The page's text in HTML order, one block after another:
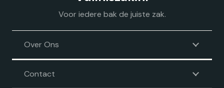
Voor iedere bak de juiste zak.
Over Ons
Contact